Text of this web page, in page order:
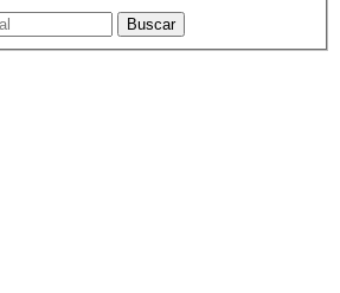
Buscar